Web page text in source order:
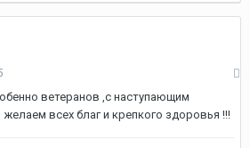
ветеранов ,с наступающим
всех благ и крепкого здоровья !!!